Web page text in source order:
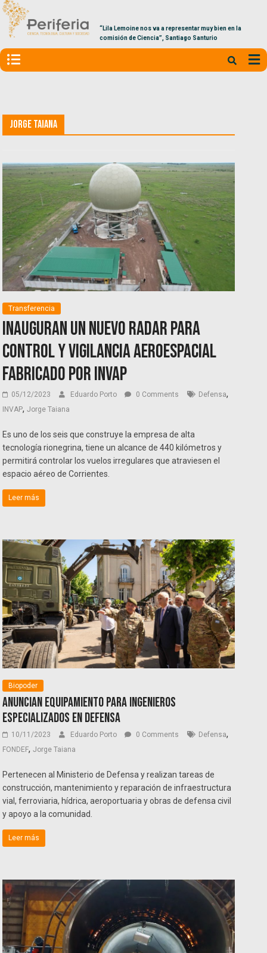
“Lila Lemoine nos va a representar muy bien en la
comisión de Ciencia”, Santiago Santurio
Jorge Taiana
Transferencia
Inauguran un nuevo radar para
control y vigilancia aeroespacial
fabricado por INVAP
05/12/2023 Eduardo Porto 0 Comments Defensa,
INVAP,Jorge Taiana
Es uno de los seis que construye la empresa de alta
tecnología rionegrina, tiene un alcance de 440 kilómetros y
permitirá controlar los vuelos irregulares que atraviesen el
espacio aéreo de Corrientes.
Leer más
Biopoder
Anuncian equipamiento para ingenieros
especializados en Defensa
10/11/2023 Eduardo Porto 0 Comments Defensa,
FONDEF,Jorge Taiana
Pertenecen al Ministerio de Defensa y realizan tareas de
construcción, mantenimiento y reparación de infraestructura
vial, ferroviaria, hídrica, aeroportuaria y obras de defensa civil
y apoyo a la comunidad.
Leer más